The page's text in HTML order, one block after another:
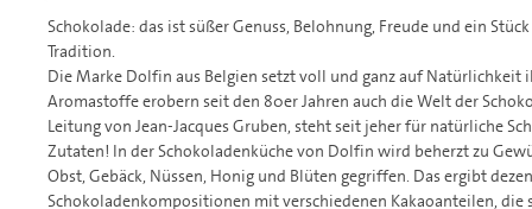
Schokolade: das ist süßer Genuss, Belohnung, Freude und ein
Tradition.
Die Marke Dolfin aus Belgien setzt voll und ganz auf Natürlichkeit
Aromastoffe erobern seit den 80er Jahren auch die Welt der
Leitung von Jean-Jacques Gruben, steht seit jeher für natürliche
Zutaten! In der Schokoladenküche von Dolfin wird beherzt zu
Obst, Gebäck, Nüssen, Honig und Blüten gegriffen. Das ergibt
Schokoladenkompositionen mit verschiedenen Kakaoanteilen,